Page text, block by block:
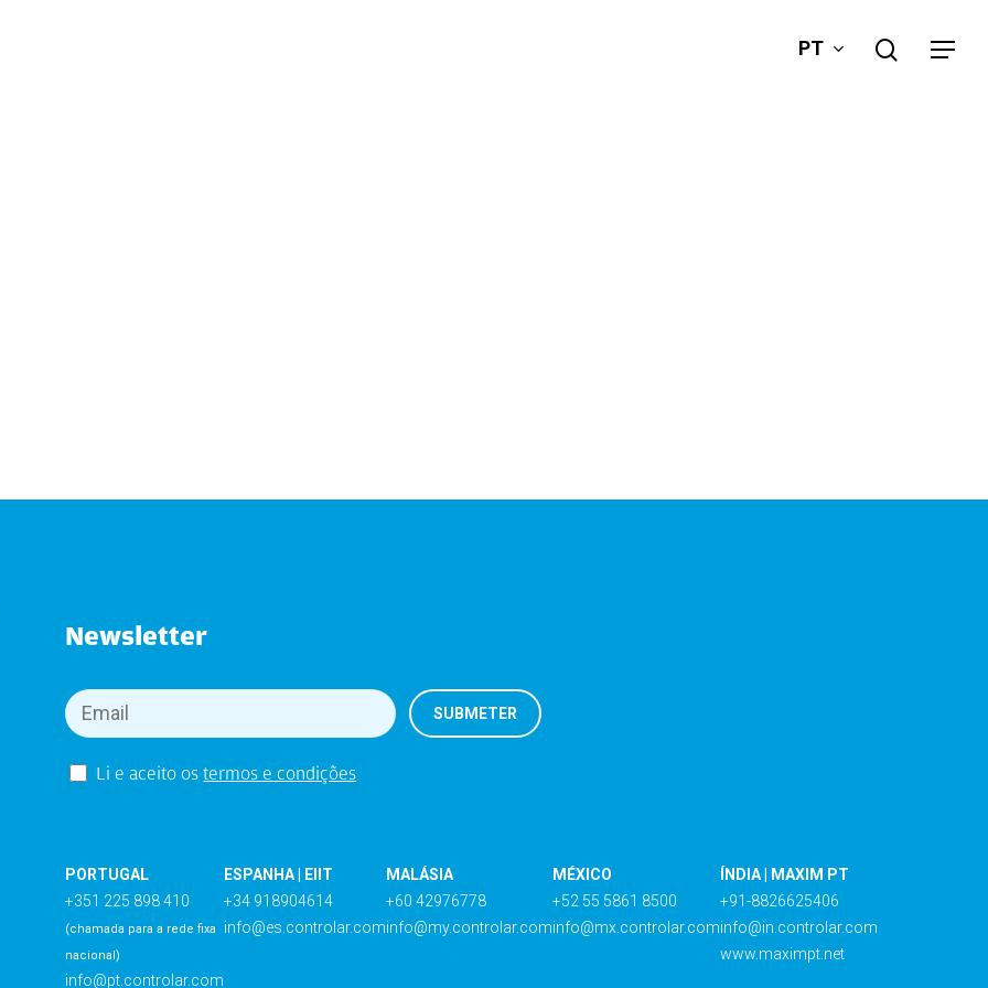
PT search
Menu
Newsletter
Li e aceito ostermos e condições
PORTUGAL
+351 225 898 410
(chamada para a rede fixa
nacional)
info@pt.controlar.com
ESPANHA | EIIT
+34 918904614
info@es.controlar.com
MALÁSIA
+60 42976778
info@my.controlar.com
MÉXICO
+52 55 5861 8500
info@mx.controlar.com
ÍNDIA | MAXIM PT
+91-8826625406
info@in.controlar.com
www.maximpt.net